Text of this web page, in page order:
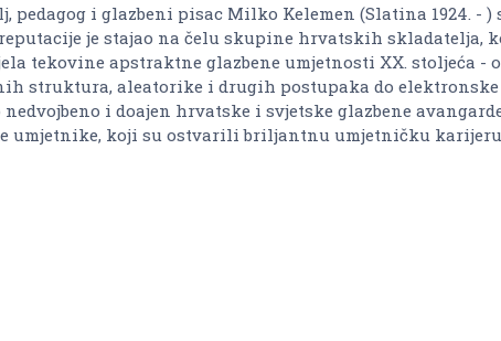
pedagog i glazbeni pisac Milko Kelemen (Slatina 1924. - )
je stajao na čelu skupine hrvatskih skladatelja,
tekovine apstraktne glazbene umjetnosti XX. stoljeća -
struktura, aleatorike i drugih postupaka do elektronske
i doajen hrvatske i svjetske glazbene
umjetnike, koji su ostvarili briljantnu umjetničku